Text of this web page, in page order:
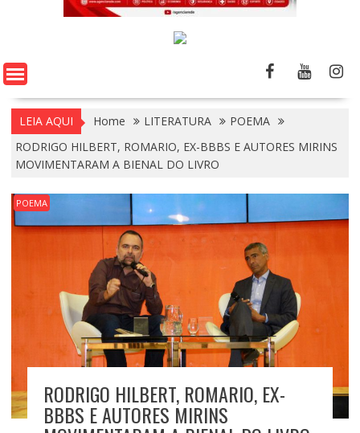
LEIA AQUI Home LITERATURA
POEMA
RODRIGO HILBERT, ROMARIO, EX-BBBS E AUTORES MIRINS
MOVIMENTARAM A BIENAL DO LIVRO
POEMA
RODRIGO HILBERT, ROMARIO, EX-
BBBS E AUTORES MIRINS